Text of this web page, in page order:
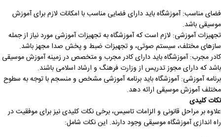
فضای مناسب: آموزشگاه باید دارای فضایی مناسب با امکانات لازم برای آموزش
موسیقی باشد.
تجهیزات آموزشی: لازم است که آموزشگاه به تجهیزات آموزشی مورد نیاز از جمله
سازهای مختلف، سیستم صوتی، و تجهیزات ضبط و پخش صدا مجهز باشد.
کادر مجرب: آموزشگاه باید دارای کادر مجرب و متخصص در زمینه آموزش موسیقی
باشد که دارای مجوز تدریس از وزارت فرهنگ و ارشاد اسلامی باشند.
برنامه آموزشی: آموزشگاه باید برنامه آموزشی مشخص و منسجم با توجه به سطوح
مختلف آموزش موسیقی ارائه دهد.
نکات کلیدی
علاوه بر مراحل قانونی و الزامات تاسیس، برخی نکات کلیدی نیز برای موفقیت در
راه اندازی آموزشگاه موسیقی وجود دارند. این نکات شامل: